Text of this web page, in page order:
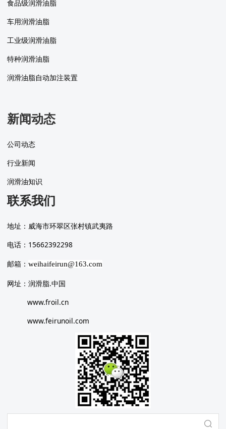
食品级润滑油脂
车用润滑油脂
工业级润滑油脂
特种润滑油脂
润滑油脂自动加注装置
新闻动态
公司动态
行业新闻
润滑油知识
联系我们
地址：威海市环翠区张村镇武夷路
电话：15662392298
邮箱： weihaifeirun@163.com
网址：润滑脂.中国
www.froil.cn
www.feirunoil.com